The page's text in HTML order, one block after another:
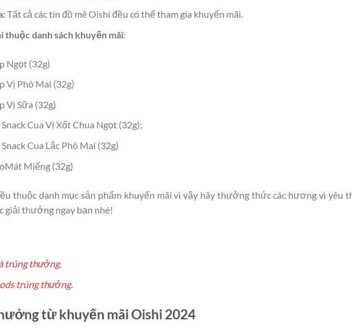
Tất cả các tín đồ mê Oishi đều có thể tham gia khuyến mãi.
thuộc danh sách khuyến mãi:
Ngọt (32g)
Vị Phô Mai (32g)
Vị Sữa (32g)
Cua Vị Xốt Chua Ngọt (32g);
Cua Lắc Phô Mai (32g)
Miếng (32g)
thuộc danh mục sản phẩm khuyến mãi vì vậy hãy thưởng thức các hương vị yêu
giải thưởng ngay bạn nhé!
trúng thưởng.
trúng thưởng.
từ khuyến mãi Oishi 2024